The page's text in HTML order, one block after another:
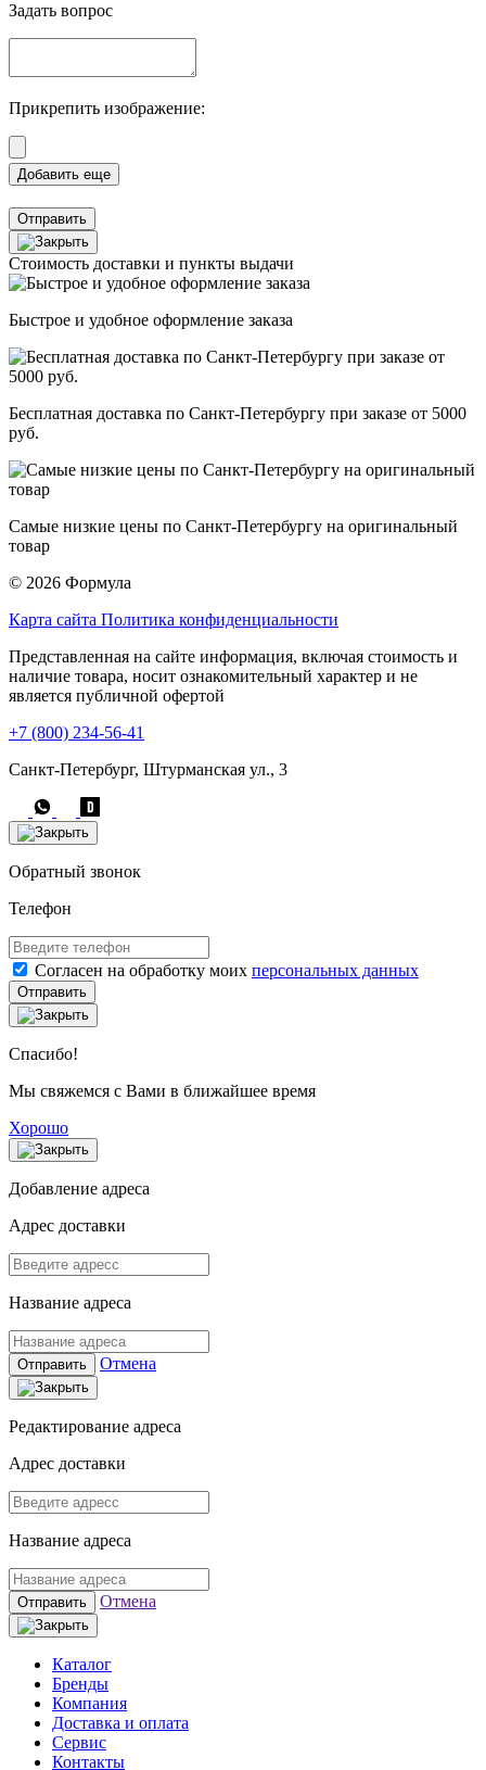
Задать вопрос
Прикрепить изображение:
Отправить
Стоимость доставки и пункты выдачи
Быстрое и удобное оформление заказа
Бесплатная доставка по Санкт-Петербургу при заказе от 5000
руб.
Самые низкие цены по Санкт-Петербургу на оригинальный
товар
© 2026 Формула
Карта сайта Политика конфиденциальности
Представленная на сайте информация, включая стоимость и
наличие товара, носит ознакомительный характер и не
является публичной офертой
+7 (800) 234-56-41
Санкт-Петербург, Штурманская ул., 3
Обратный звонок
Телефон
Согласен на обработку моих персональных данных
Отправить
Спасибо!
Мы свяжемся с Вами в ближайшее время
Хорошо
Добавление адреса
Адрес доставки
Название адреса
Отправить Отмена
Редактирование адреса
Адрес доставки
Название адреса
Отправить Отмена
Каталог
Бренды
Компания
Доставка и оплата
Сервис
Контакты